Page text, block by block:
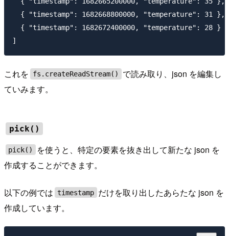
  { "timestamp": 1682668800000, "temperature": 31 },
  { "timestamp": 1682672400000, "temperature": 28 }
これを fs.createReadStream()
で読み取り、json を編集し
ていみます。
pick()
pick()
を使うと、特定の要素を抜き出して新たな json を
作成することができます。
以下の例では timestamp だけを取り出したあらたな json を
作成しています。